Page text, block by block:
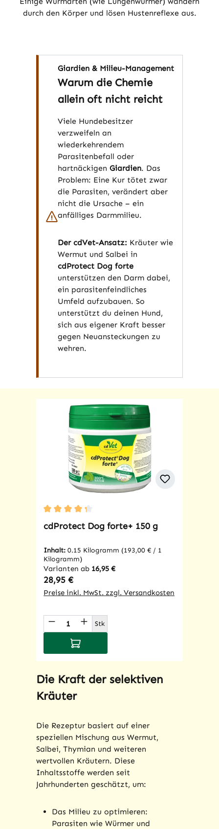
durch den Körper und lösen Hustenreflexe aus.
Giardien & Milieu-Management
Warum die Chemie
allein oft nicht reicht
Viele Hundebesitzer
verzweifeln an
wiederkehrendem
Parasitenbefall oder
hartnäckigenGiardien. Das
Problem: Eine Kur tötet zwar
die Parasiten, verändert aber
nicht die Ursache – ein
anfälliges Darmmilieu.
Der cdVet-Ansatz: Kräuter wie
Wermut und Salbei in
cdProtect Dog forte
unterstützen den Darm dabei,
ein parasitenfeindliches
Umfeld aufzubauen. So
unterstützt du deinen Hund,
sich aus eigener Kraft besser
gegen Neuansteckungen zu
wehren.
Durchschnittliche Bewertung von 4.33 von 5
cdProtect Dog forte+ 150 g
Inhalt:0.15 Kilogramm (193,00 € / 1
Kilogramm)
Varianten ab 16,95 €
Regulärer Preis:
28,95 €
Preise inkl. MwSt. zzgl. Versandkosten
Produkt Anzahl: Gib den
Stk
In den Warenkorb
Die Kraft der selektiven
Kräuter
Die Rezeptur basiert auf einer
speziellen Mischung aus Wermut,
Salbei, Thymian und weiteren
wertvollen Kräutern. Diese
Inhaltsstoffe werden seit
Jahrhunderten geschätzt, um:
Das Milieu zu optimieren:
Parasiten wie Würmer und